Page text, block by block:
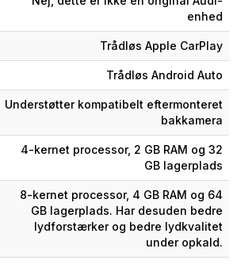
enhed
Trådløs Apple CarPlay
Trådløs Android Auto
Understøtter kompatibelt eftermonteret
bakkamera
4-kernet processor, 2 GB RAM og 32
GB lagerplads
8-kernet processor, 4 GB RAM og 64
GB lagerplads. Har desuden bedre
lydforstærker og bedre lydkvalitet
under opkald.